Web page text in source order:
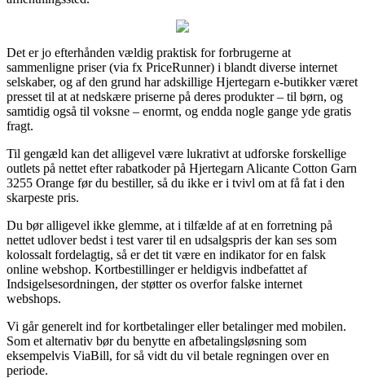
Det er jo efterhånden vældig praktisk for forbrugerne at
sammenligne priser (via fx PriceRunner) i blandt diverse internet
selskaber, og af den grund har adskillige Hjertegarn e-butikker været
presset til at at nedskære priserne på deres produkter – til børn, og
samtidig også til voksne – enormt, og endda nogle gange yde gratis
fragt.
Til gengæld kan det alligevel være lukrativt at udforske forskellige
outlets på nettet efter rabatkoder på Hjertegarn Alicante Cotton Garn
3255 Orange før du bestiller, så du ikke er i tvivl om at få fat i den
skarpeste pris.
Du bør alligevel ikke glemme, at i tilfælde af at en forretning på
nettet udlover bedst i test varer til en udsalgspris der kan ses som
kolossalt fordelagtig, så er det tit være en indikator for en falsk
online webshop. Kortbestillinger er heldigvis indbefattet af
Indsigelsesordningen, der støtter os overfor falske internet
webshops.
Vi går generelt ind for kortbetalinger eller betalinger med mobilen.
Som et alternativ bør du benytte en afbetalingsløsning som
eksempelvis ViaBill, for så vidt du vil betale regningen over en
periode.